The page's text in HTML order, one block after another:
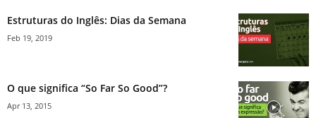
Estruturas do Inglês: Dias da Semana
Feb 19, 2019
O que significa “So Far So Good”?
Apr 13, 2015